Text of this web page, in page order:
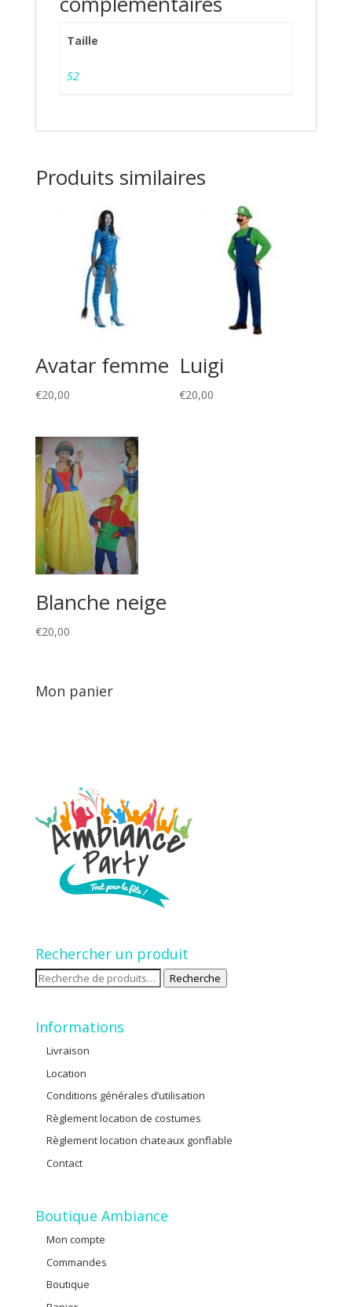
Taille
52
Produits similaires
Avatar femme
€20,00
Luigi
€20,00
Blanche neige
€20,00
Mon panier
Rechercher un produit
Recherche
Recherche
Informations
Livraison
Location
Conditions générales d’utilisation
Règlement location de costumes
Règlement location chateaux gonflable
Contact
Boutique Ambiance
Mon compte
Commandes
Boutique